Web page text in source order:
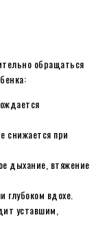
обращаться
снижается при
дыхание, втяжение
вдохе.
уставшим,